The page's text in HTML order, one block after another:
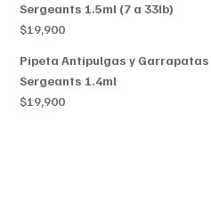
Sergeants 1.5ml (7 a 33lb)
$19,900
Pipeta Antipulgas y
Sergeants 1.4ml
$19,900